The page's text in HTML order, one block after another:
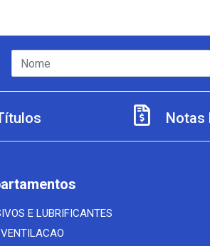
Notas
E LUBRIFICANTES